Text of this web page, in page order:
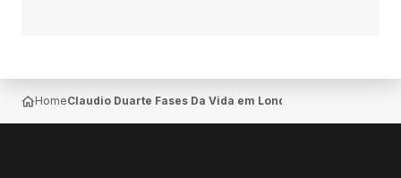
HomeClaudio Duarte Fases Da Vida em Londrina no Ginásio de